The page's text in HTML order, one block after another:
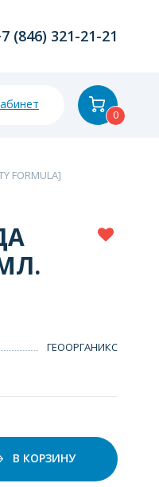
(846) 321-21-21
0
FORMULA]
ГЕООРГАНИКС
В КОРЗИНУ